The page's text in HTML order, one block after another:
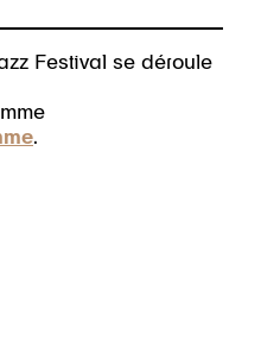
Festival se déroule
.